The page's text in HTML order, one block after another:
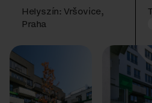
Helyszín: Vršovice,
Praha